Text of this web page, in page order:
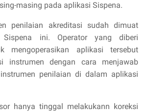
masing pada aplikasi Sispena.
penilaian akreditasi sudah dimuat
ini. Operator yang diberi
mengoperasikan aplikasi tersebut
instrumen dengan cara menjawab
penilaian di dalam aplikasi
hanya tinggal melakukann koreksi